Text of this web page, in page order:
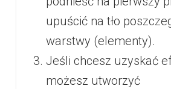
upuścić na tło
warstwy (elementy).
Jeśli chcesz uzyskać
możesz utworzyć